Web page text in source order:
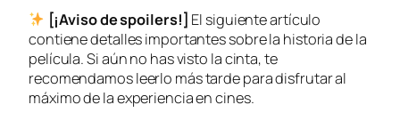
[¡Aviso de spoilers!] El siguiente artículo
contiene detalles importantes sobre la historia de la
película. Si aún no has visto la cinta, te
recomendamos leerlo más tarde para disfrutar al
máximo de la experiencia en cines.